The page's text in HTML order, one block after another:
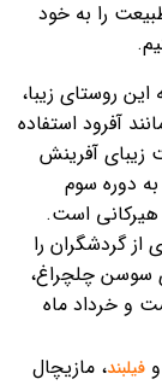
را به خود
روستای زیبا،
آفرود استفاده
زیبای آفرینش
دوره سوم
است.
از گردشگران را
سوسن چلچراغ،
و خرداد ماه
فیلبند، مازیچال